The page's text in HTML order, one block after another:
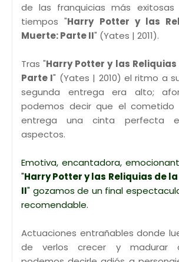
de las franquicias más
tiempos "Harry Potter y las
Muerte: Parte II" (Yates | 2011).
Tras "Harry Potter y las
Parte I" (Yates | 2010) el ritmo a
segunda entrega era alto;
podemos decir que el
entrega una cinta perfecta
aspectos.
Emotiva, encantadora,
"Harry Potter y las Reliquias de
II" gozamos de un final
recomendable.
Actuaciones entrañables donde
de verlos crecer y madurar